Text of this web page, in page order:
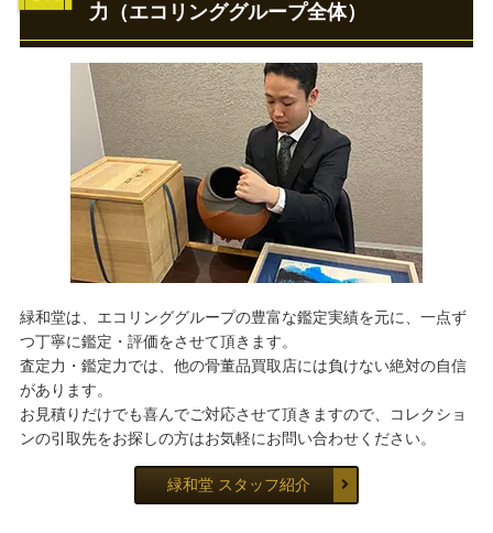
力（エコリンググループ全体）
緑和堂は、エコリンググループの豊富な鑑定実績を元に、一点ず
つ丁寧に鑑定・評価をさせて頂きます。
査定力・鑑定力では、他の骨董品買取店には負けない絶対の自信
があります。
お見積りだけでも喜んでご対応させて頂きますので、コレクショ
ンの引取先をお探しの方はお気軽にお問い合わせください。
緑和堂 スタッフ紹介